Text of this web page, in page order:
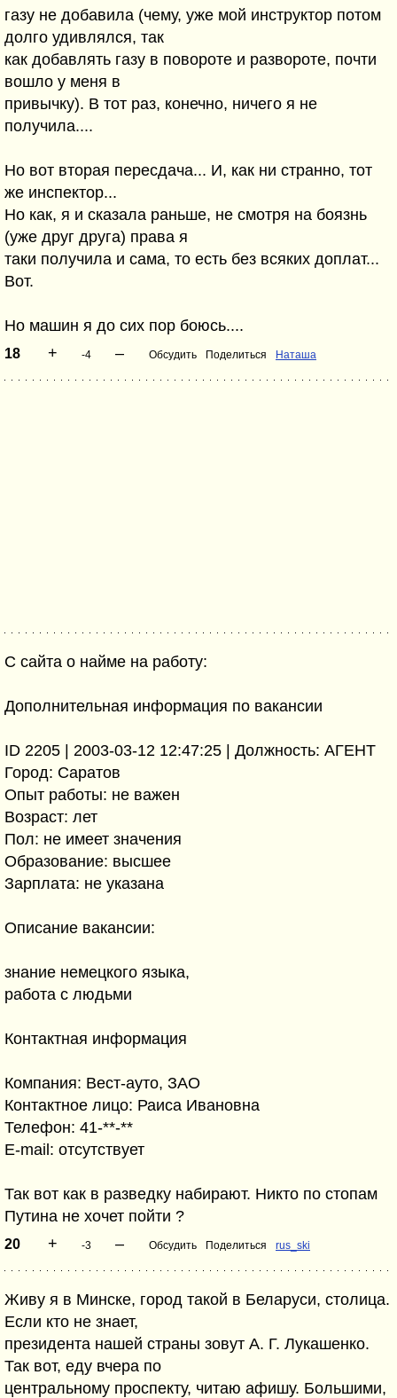
газу не добавила (чему, уже мой инструктор потом
долго удивлялся, так
как добавлять газу в повороте и развороте, почти
вошло у меня в
привычку). В тот раз, конечно, ничего я не
получила....
Но вот вторая пересдача... И, как ни странно, тот
же инспектор...
Но как, я и сказала раньше, не смотря на боязнь
(уже друг друга) права я
таки получила и сама, то есть без всяких доплат...
Вот.
Но машин я до сих пор боюсь....
18 + -4 – Обсудить Поделиться Наташа
С сайта о найме на работу:
Дополнительная информация по вакансии
ID 2205 | 2003-03-12 12:47:25 | Должность: АГЕНТ
Город: Саратов
Опыт работы: не важен
Возраст: лет
Пол: не имеет значения
Образование: высшее
Зарплата: не указана
Описание вакансии:
знание немецкого языка,
работа с людьми
Контактная информация
Компания: Вест-ауто, ЗАО
Контактное лицо: Раиса Ивановна
Телефон: 41-**-**
E-mail: отсутствует
Так вот как в разведку набирают. Никто по стопам
Путина не хочет пойти ?
20 + -3 – Обсудить Поделиться rus_ski
Живу я в Минске, город такой в Беларуси, столица.
Если кто не знает,
президента нашей страны зовут А. Г. Лукашенко.
Так вот, еду вчера по
центральному проспекту, читаю афишу. Большими,